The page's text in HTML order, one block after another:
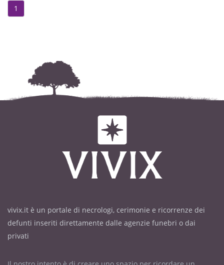
1
vivix.it è un portale di necrologi, cerimonie e ricorrenze dei
defunti inseriti direttamente dalle agenzie funebri o dai
privati